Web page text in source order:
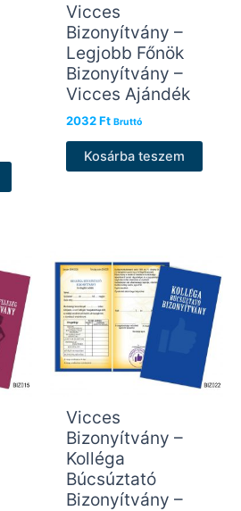
Vicces
Bizonyítvány –
Legjobb Főnök
Bizonyítvány –
Vicces Ajándék
2032Ft Bruttó
Kosárba teszem
Vicces
Bizonyítvány –
Kolléga
Búcsúztató
Bizonyítvány –